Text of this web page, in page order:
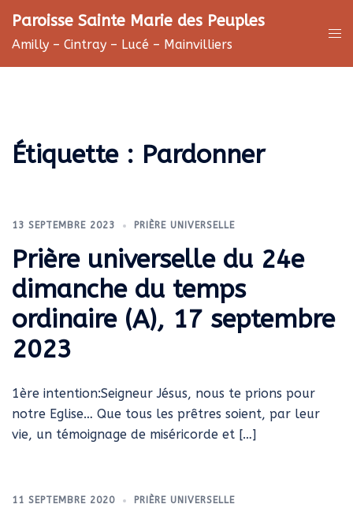
au
contenu
Paroisse Sainte Marie des Peuples
Amilly – Cintray – Lucé – Mainvilliers
Étiquette : Pardonner
13 SEPTEMBRE 2023 PRIÈRE UNIVERSELLE
Prière universelle du 24e
dimanche du temps
ordinaire (A), 17 septembre
2023
1ère intention:Seigneur Jésus, nous te prions pour
notre Eglise… Que tous les prêtres soient, par leur
vie, un témoignage de miséricorde et […]
11 SEPTEMBRE 2020 PRIÈRE UNIVERSELLE